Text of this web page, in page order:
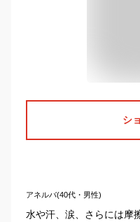
シ
アネルバ(40代・男性)
水や汗、涙、さらには摩